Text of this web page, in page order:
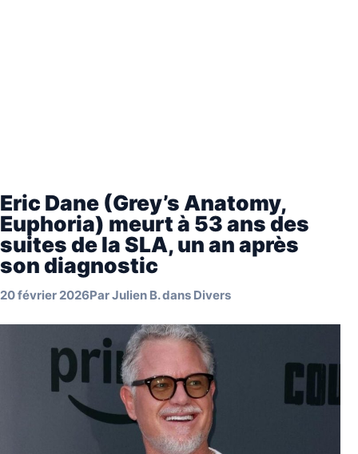
Eric Dane (Grey’s Anatomy,
Euphoria) meurt à 53 ans des
suites de la SLA, un an après
son diagnostic
20 février 2026ParJulien B.dans Divers